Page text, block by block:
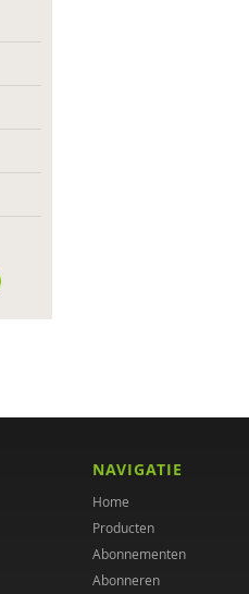
NAVIGATIE
Home
Producten
Abonnementen
Abonneren